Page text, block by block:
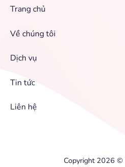
Trang chủ
Về chúng tôi
Dịch vụ
Tin tức
Liên hệ
Copyright 2026 ©